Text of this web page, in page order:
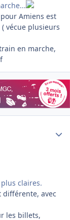
Amiens est
vécue plusieurs
en marche,
claires.
différente, avec
les billets,